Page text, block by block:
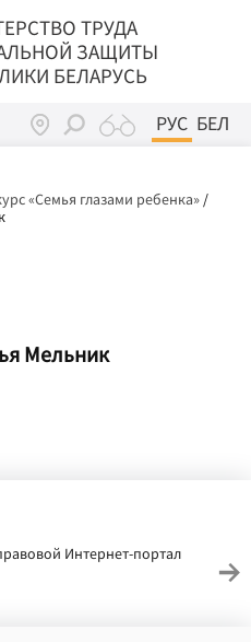
ТРУДА
ЗАЩИТЫ
БЕЛАРУСЬ
РУС БЕЛ
«Семья глазами ребенка» /
Мельник
Интернет-портал